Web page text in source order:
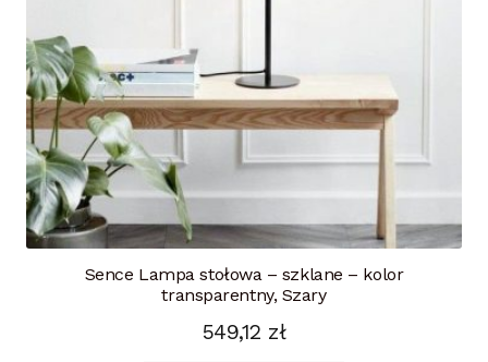
Sence Lampa stołowa – szklane – kolor
transparentny, Szary
549,12 zł